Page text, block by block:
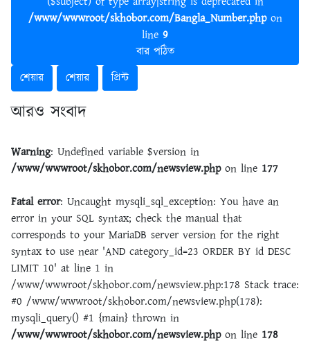
/www/wwwroot/skhobor.com/Bangla_Number.phpon
line 9
বার পঠিত
শেয়ার
শেয়ার প্রিন্ট
আরও সংবাদ
Warning: Undefined variable $version in
/www/wwwroot/skhobor.com/newsview.phpon line 177
Fatal error: Uncaught mysqli_sql_exception: You have an
error in your SQL syntax; check the manual that
corresponds to your MariaDB server version for the right
syntax to use near 'AND category_id=23 ORDER BY id DESC
LIMIT 10' at line 1 in
/www/wwwroot/skhobor.com/newsview.php:178 Stack trace:
#0 /www/wwwroot/skhobor.com/newsview.php(178):
mysqli_query() #1 {main} thrown in
/www/wwwroot/skhobor.com/newsview.phpon line 178